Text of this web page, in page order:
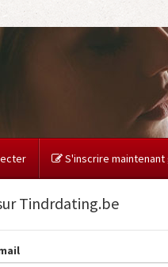
S'inscrire
Tindrdating.be